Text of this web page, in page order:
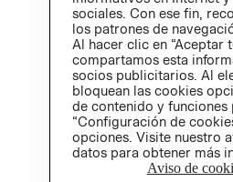
sociales. Con ese fin,
los patrones de
Al hacer clic en “Aceptar
compartamos esta
socios publicitarios. Al
bloquean las cookies
de contenido y funciones
“Configuración de
opciones. Visite nuestro
datos para obtener más
Aviso de